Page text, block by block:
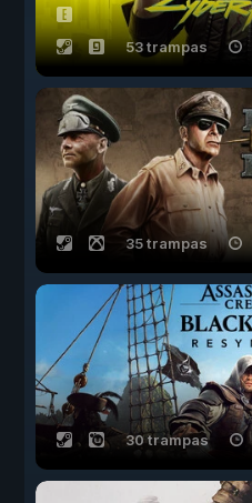
53 trampas
35 trampas
30 trampas